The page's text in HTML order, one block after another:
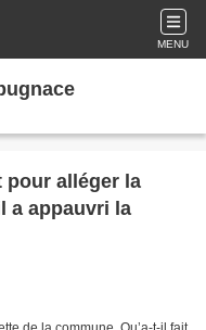
MENU
pour alléger la
a appauvri la